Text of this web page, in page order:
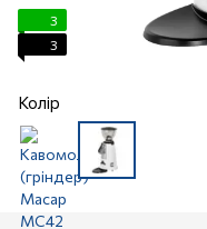
3
3
Колір